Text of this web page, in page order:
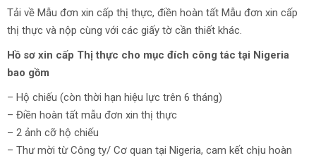
Tải về Mẫu đơn xin cấp thị thực, điền hoàn tất Mẫu đơn xin cấp
thị thực và nộp cùng với các giấy tờ cần thiết khác.
Hồ sơ xin cấp Thị thực cho mục đích công tác tại Nigeria
bao gồm
– Hộ chiếu (còn thời hạn hiệu lực trên 6 tháng)
– Điền hoàn tất mẫu đơn xin thị thực
– 2 ảnh cỡ hộ chiếu
– Thư mời từ Công ty/ Cơ quan tại Nigeria, cam kết chịu hoàn